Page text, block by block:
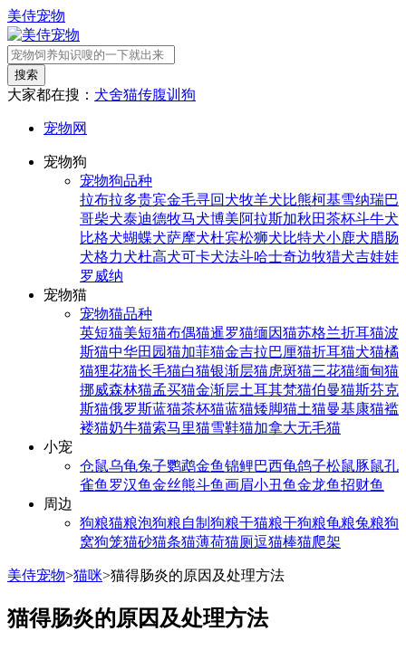
美侍宠物
搜索
大家都在搜： 犬舍猫传腹训狗
宠物网
宠物狗
宠物狗品种
拉布拉多贵宾金毛寻回犬牧羊犬比熊柯基雪纳瑞巴
哥柴犬泰迪德牧马犬博美阿拉斯加秋田茶杯斗牛犬
比格犬蝴蝶犬萨摩犬杜宾松狮犬比特犬小鹿犬腊肠
犬格力犬杜高犬可卡犬法斗哈士奇边牧猎犬吉娃娃
罗威纳
宠物猫
宠物猫品种
英短猫美短猫布偶猫暹罗猫缅因猫苏格兰折耳猫波
斯猫中华田园猫加菲猫金吉拉巴厘猫折耳猫犬猫橘
猫狸花猫长毛猫白猫银渐层猫虎斑猫三花猫缅甸猫
挪威森林猫孟买猫金渐层土耳其梵猫伯曼猫斯芬克
斯猫俄罗斯蓝猫茶杯猫蓝猫矮脚猫土猫曼基康猫褴
褛猫奶牛猫索马里猫雪鞋猫加拿大无毛猫
小宠
仓鼠乌龟兔子鹦鹉金鱼锦鲤巴西龟鸽子松鼠豚鼠孔
雀鱼 罗汉鱼金丝熊斗鱼画眉小丑鱼金龙鱼招财鱼
周边
狗粮猫粮泡狗粮自制狗粮干猫粮干狗粮龟粮兔粮狗
窝狗笼猫砂猫条猫薄荷猫厕逗猫棒猫爬架
美侍宠物>猫咪>猫得肠炎的原因及处理方法
猫得肠炎的原因及处理方法